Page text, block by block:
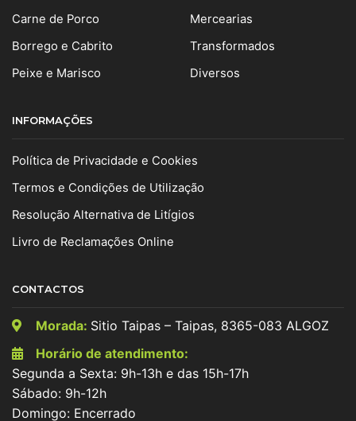
Carne de Porco
Borrego e Cabrito
Peixe e Marisco
Mercearias
Transformados
Diversos
INFORMAÇÕES
Política de Privacidade e Cookies
Termos e Condições de Utilização
Resolução Alternativa de Litígios
Livro de Reclamações Online
CONTACTOS
Morada: Sitio Taipas – Taipas, 8365-083 ALGOZ
Horário de atendimento:
Segunda a Sexta: 9h-13h e das 15h-17h
Sábado: 9h-12h
Domingo: Encerrado